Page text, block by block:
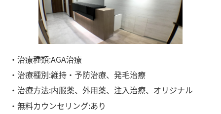
・治療種類:AGA治療
・治療種別:維持・予防治療、発毛治療
・治療方法:内服薬、外用薬、注入治療、オリジナル
・無料カウンセリング:あり